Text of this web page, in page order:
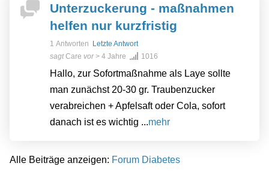
Unterzuckerung - maßnahmen
helfen nur kurzfristig
1 Antworten
Letzte Antwort
sagtCare vor> 4 Jahre 1016
Hallo, zur Sofortmaßnahme als Laye sollte
man zunächst 20-30 gr. Traubenzucker
verabreichen + Apfelsaft oder Cola, sofort
danach ist es wichtig ...mehr
Alle Beiträge anzeigen: Forum Diabetes